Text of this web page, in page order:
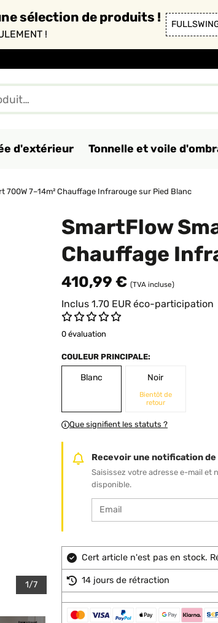
sélection de produits !
!
d'extérieur Tonnelle et voile
700W 7–14m² Chauffage Infrarouge sur Pied Blanc
1/7
SmartFlow
Chauffage
410,99 € (TVA incluse)
Inclus 1.70 EUR éco-participation
0 évaluation
COULEUR PRINCIPALE:
Blanc Noir
Bientôt de
retour
Que signifient les statuts ?
Recevoir une notification
Saisissez votre adresse e-mail et
disponible.
Cert article n'est pas en stock.
14 jours de rétraction